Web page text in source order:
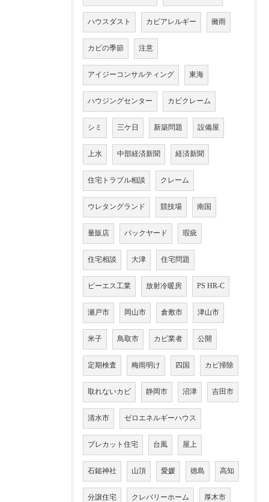
ハウスダスト カビアレルギー 黴雨
カビの季節 注意
アイジーコンサルティング 東海
ハウジングセンター カビクレーム
シミ 三ケ日 新築問題 設備屋
上水 中部経済新聞 経済新聞
住宅トラブル相談 クレーム
ウレタングランド 競技場 南国
量販店 バックヤード 瑕疵
住宅相談 大津 住宅問題
ピーエス工業 放射冷暖房 PS HR-C
瀬戸市 岡山市 倉敷市 津山市
米子 鳥取市 カビ業者 公開
定期検査 梅雨明け 四国 カビ掃除
取れないカビ 静岡市 沼津 吉田市
清水市 ゼロエネルギーハウス
プレカット住宅 台風 屋上
石鎚神社 山頂 愛媛 徳島 高知
分譲住宅 クレバリーホーム 厚木市